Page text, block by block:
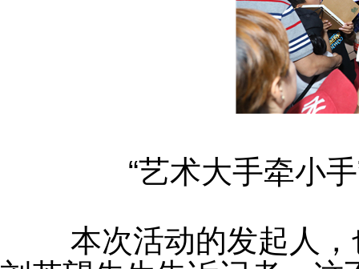
“艺术大手牵小